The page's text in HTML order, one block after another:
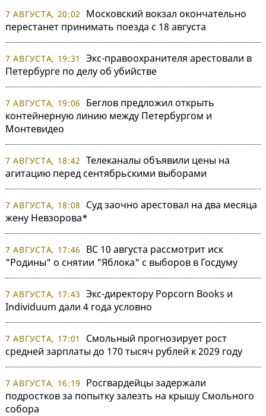
7 АВГУСТА, 20:02
Московский вокзал окончательно
перестанет принимать поезда с 18 августа
7 АВГУСТА, 19:31
Экс-правоохранителя арестовали в
Петербурге по делу об убийстве
7 АВГУСТА, 19:06
Беглов предложил открыть
контейнерную линию между Петербургом и
Монтевидео
7 АВГУСТА, 18:42 Телеканалы объявили цены на
агитацию перед сентябрьскими выборами
7 АВГУСТА, 18:08
Суд заочно арестовал на два месяца
жену Невзорова*
7 АВГУСТА, 17:46
ВС 10 августа рассмотрит иск
"Родины" о снятии "Яблока" с выборов в Госдуму
7 АВГУСТА, 17:43 Экс-директору Popcorn Books и
Individuum дали 4 года условно
7 АВГУСТА, 17:01
Смольный прогнозирует рост
средней зарплаты до 170 тысяч рублей к 2029 году
7 АВГУСТА, 16:19
Росгвардейцы задержали
подростков за попытку залезть на крышу Смольного
собора